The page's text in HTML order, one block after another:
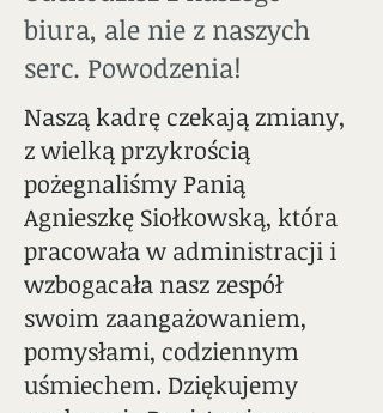
biura, ale nie z naszych
serc. Powodzenia!
Naszą kadrę czekają zmiany,
z wielką przykrością
pożegnaliśmy Panią
Agnieszkę Siołkowską, która
pracowała w administracji i
wzbogacała nasz zespół
swoim zaangażowaniem,
pomysłami, codziennym
uśmiechem. Dziękujemy